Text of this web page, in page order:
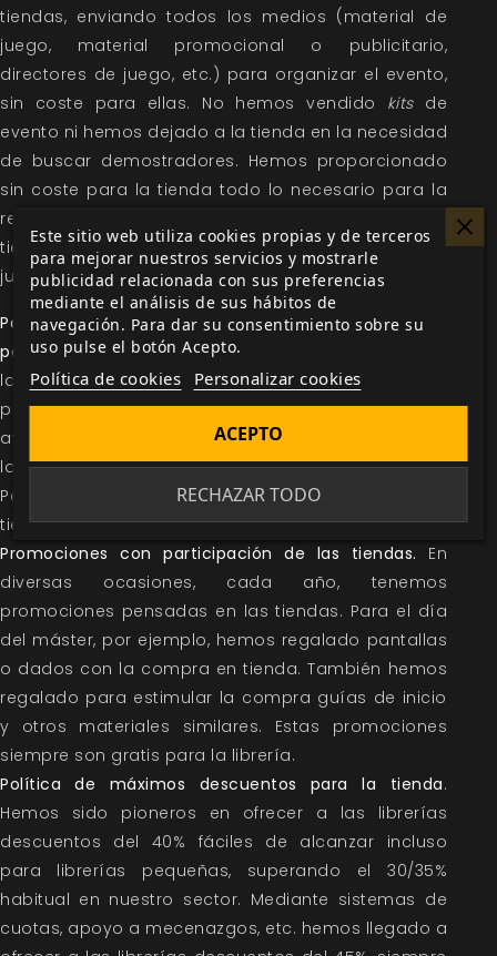
tiendas, enviando todos los medios (material de
juego, material promocional o publicitario,
directores de juego, etc.) para organizar el evento,
sin coste para ellas. No hemos vendido kitsde
evento ni hemos dejado a la tienda en la necesidad
de buscar demostradores. Hemos proporcionado
sin coste para la tienda todo lo necesario para la
realización de los eventos incluyendo, cuando la
tienda lo ha creído conveniente, depósitos de
juegos que se demuestran o presentan.
Participación en todo tipo de iniciativas promovidas
por la tienda. Como paso lógico al anterior, cuando
las tiendas nos piden colaboración para sus
propias iniciativas, siempre respondemos
afirmativamente y buscamos la forma de apoyar
los eventos en tiendas con todos nuestros medios.
Por supuesto, siempre sin coste alguno para la
tienda.
Promociones con participación de las tiendas. En
diversas ocasiones, cada año, tenemos
promociones pensadas en las tiendas. Para el día
del máster, por ejemplo, hemos regalado pantallas
o dados con la compra en tienda. También hemos
regalado para estimular la compra guías de inicio
y otros materiales similares. Estas promociones
siempre son gratis para la librería.
Política de máximos descuentos para la tienda.
Hemos sido pioneros en ofrecer a las librerías
descuentos del 40% fáciles de alcanzar incluso
para librerías pequeñas, superando el 30/35%
habitual en nuestro sector. Mediante sistemas de
cuotas, apoyo a mecenazgos, etc. hemos llegado a
Este sitio web utiliza cookies propias y de terceros
para mejorar nuestros servicios y mostrarle
publicidad relacionada con sus preferencias
mediante el análisis de sus hábitos de
navegación. Para dar su consentimiento sobre su
uso pulse el botón Acepto.
Política de cookies Personalizar cookies
RECHAZAR TODO
ACEPTO